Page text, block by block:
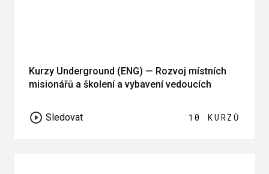
Kurzy Underground (ENG) — Rozvoj místních
misionářů a školení a vybavení vedoucích
Sledovat 10 KURZŮ